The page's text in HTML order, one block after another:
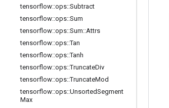
tensorflow::ops::Subtract
tensorflow::ops::Sum
tensorflow::ops::Sum::Attrs
tensorflow::ops::Tan
tensorflow::ops::Tanh
tensorflow::ops::TruncateDiv
tensorflow::ops::TruncateMod
tensorflow::ops::UnsortedSegment
Max